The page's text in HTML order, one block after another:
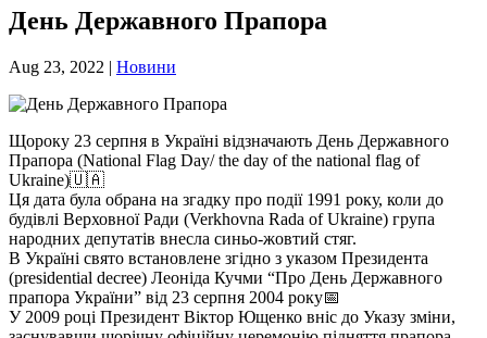
День Державного Прапора
Aug 23, 2022 | Новини
Щороку 23 серпня в Україні відзначають День Державного
Прапора (National Flag Day/ the day of the national flag of
Ukraine)🇺🇦
Ця дата була обрана на згадку про події 1991 року, коли до
будівлі Верховної Ради (Verkhovna Rada of Ukraine) група
народних депутатів внесла синьо-жовтий стяг.
В Україні свято встановлене згідно з указом Президента
(presidential decree) Леоніда Кучми “Про День Державного
прапора України” від 23 серпня 2004 року📅
У 2009 році Президент Віктор Ющенко вніс до Указу зміни,